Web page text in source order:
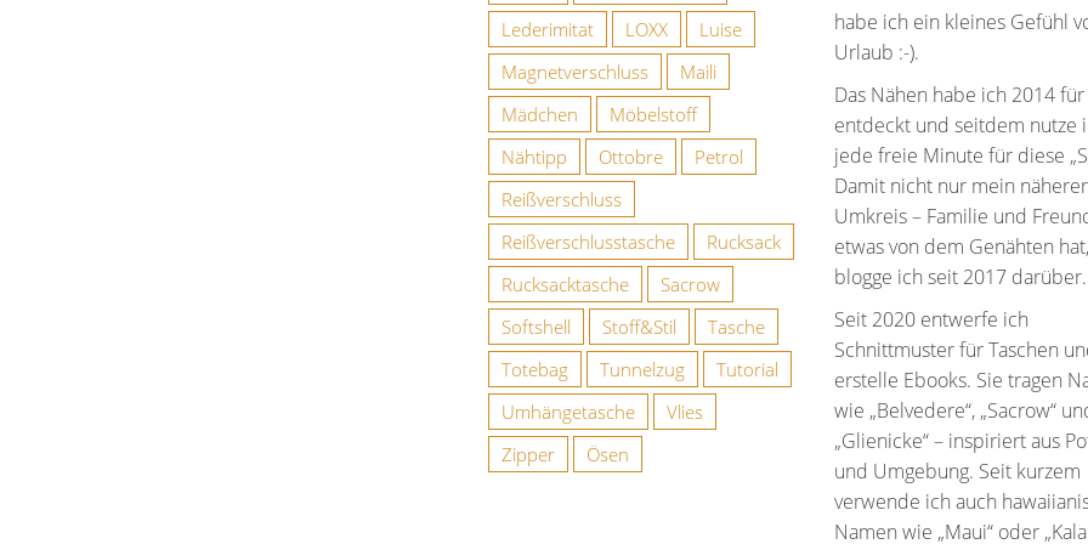
Lederimitat
LOXX
Luise
Magnetverschluss
Maili
Mädchen
Möbelstoff
Nähtipp
Ottobre
Petrol
Reißverschluss
Reißverschlusstasche
Rucksack
Rucksacktasche
Sacrow
Softshell
Stoff&Stil
Tasche
Totebag
Tunnelzug
Tutorial
Umhängetasche
Vlies
Zipper
Ösen
habe ich ein kleines Gefühl
Urlaub :-).
Das Nähen habe ich 2014
entdeckt und seitdem nutze
jede freie Minute für diese
Damit nicht nur mein näherer
Umkreis – Familie und
etwas von dem Genähten hat,
blogge ich seit 2017 darüber.
Seit 2020 entwerfe ich
Schnittmuster für Taschen
erstelle Ebooks. Sie tragen
wie „Belvedere“, „Sacrow“
„Glienicke“ – inspiriert aus
und Umgebung. Seit kurzem
verwende ich auch
Namen wie „Maui“ oder